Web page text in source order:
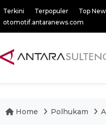
Terkini Terpopuler Top
otomotif.antaranews.com
Home Polhukam